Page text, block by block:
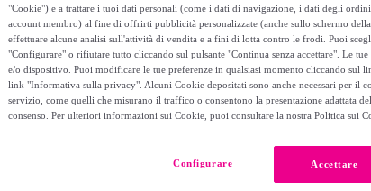
"Cookie") e a trattare i tuoi dati personali (come i dati di navigazione, i dati degli
account membro) al fine di offrirti pubblicità personalizzate (anche sullo schermo
effettuare alcune analisi sull'attività di vendita e a fini di lotta contro le frodi. Puoi
"Configurare" o rifiutare tutto cliccando sul pulsante "Continua senza accettare". Le
e/o dispositivo. Puoi modificare le tue preferenze in qualsiasi momento cliccando sul
link "Informativa sulla privacy". Alcuni Cookie depositati sono anche necessari per il
servizio, come quelli che misurano il traffico o consentono la presentazione adattata
consenso. Per ulteriori informazioni sui Cookie, puoi consultare la nostra Politica sui
Accettare
Configurare